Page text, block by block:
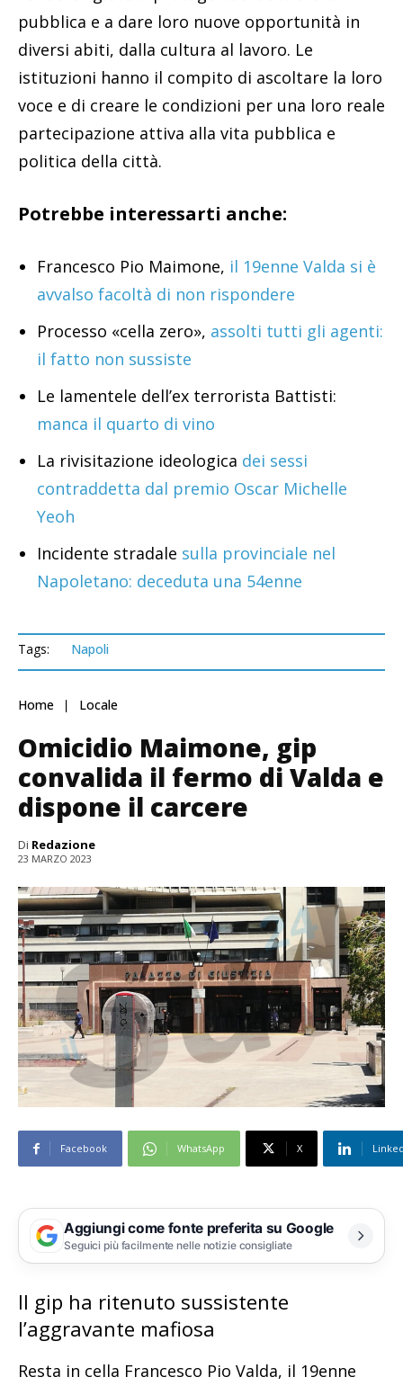
pubblica e a dare loro nuove opportunità in
diversi abiti, dalla cultura al lavoro. Le
istituzioni hanno il compito di ascoltare la loro
voce e di creare le condizioni per una loro reale
partecipazione attiva alla vita pubblica e
politica della città.
Potrebbe interessarti anche:
Francesco Pio Maimone, il 19enne Valda si è
avvalso facoltà di non rispondere
Processo «cella zero», assolti tutti gli agenti:
il fatto non sussiste
Le lamentele dell’ex terrorista Battisti:
manca il quarto di vino
La rivisitazione ideologica dei sessi
contraddetta dal premio Oscar Michelle
Yeoh
Incidente stradale sulla provinciale nel
Napoletano: deceduta una 54enne
Tags: Napoli
Home Locale
Omicidio Maimone, gip
convalida il fermo di Valda e
dispone il carcere
Di Redazione
23 MARZO 2023
Facebook WhatsApp X
Aggiungi come fonte preferita su Google
Seguici più facilmente nelle notizie consigliate
Il gip ha ritenuto sussistente
l’aggravante mafiosa
Resta in cella Francesco Pio Valda, il 19enne